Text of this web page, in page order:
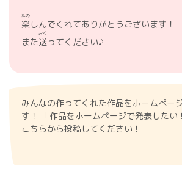
楽
たの
しんでくれてありがとうございます！
また送
おく
ってください♪
みんなの作ってくれた作品をホームペー
す！ 「作品をホームページで発表したい！」という方は、
こちらから投稿してください！